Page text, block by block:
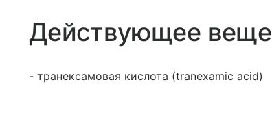
Действующее
- транексамовая кислота (tranexamic acid)